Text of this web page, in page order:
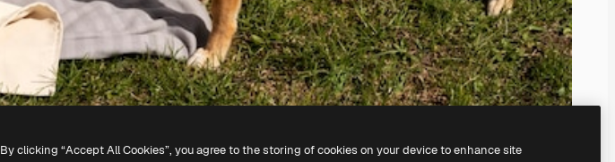
By clicking “Accept All Cookies”, you agree to the storing of cookies on your device to enhance site